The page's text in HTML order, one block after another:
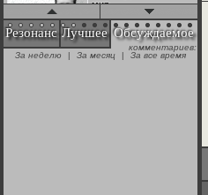
мир
"Аркадий Коц" на
эгалите-фесте "Не
Резонанс Лучшее Обсуждаемое
комментариев:
За неделю
| За месяц | За все время